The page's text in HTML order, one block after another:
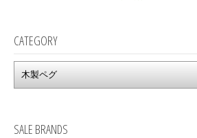
CATEGORY
SALE BRANDS